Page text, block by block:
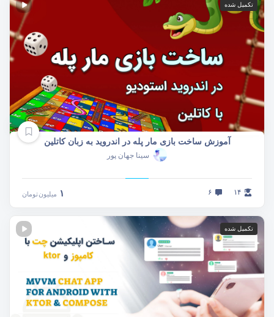
تکمیل شده
آموزش ساخت بازی مار پله در اندروید به زبان کاتلین
سینا جهان پور
۱۴ ۶ ۱ میلیونتومان
تکمیل شده